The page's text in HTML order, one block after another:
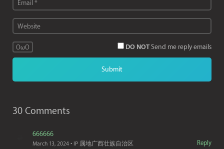
OωO DO NOT Send me reply emails
30 Comments
666666
Reply
March 13, 2024 • IP 属地广西壮族自治区